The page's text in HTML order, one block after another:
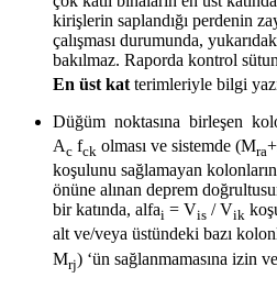
kirişlerin saplandığı perdenin
çalışması durumunda,
bakılmaz. Raporda kontrol
En üst kat terimleriyle bilgi
Düğüm noktasına birleşen
Ac fck olması ve sistemde (Mra
koşulunu sağlamayan
önüne alınan deprem
bir katında, alfai = Vis / Vik
alt ve/veya üstündeki bazı
Mrj) ‘ün sağlanmamasına izin